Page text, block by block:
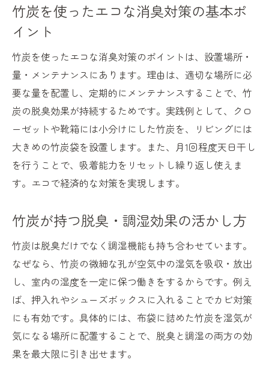
脱臭竹炭で楽しむ自然素材の空間づくり
竹炭を使ったエコなインテリアの魅力
竹炭消臭インテリアのおすすめ活用シーン
消臭力を最大に引き出す竹炭の設置ポイント
竹炭の消臭効果を高める設置場所の選び方
竹炭を効果的に配置するためのポイント
靴箱や部屋に最適な竹炭の置き方を解説
竹炭の脱臭力を引き出す設置環境とは
竹炭設置時に気をつけたい注意点とコツ
竹炭の効果を復活させる手軽なメンテナンス法
竹炭の消臭効果を復活させる天日干しの方
法
竹炭の脱臭力を簡単に回復させるメンテナ
ンス
竹炭メンテナンスで長持ちさせるコツを紹
介
竹炭を使ったエコな消臭対策の基本ポ
イント
竹炭を使ったエコな消臭対策のポイントは、設置場所・
量・メンテナンスにあります。理由は、適切な場所に必
要な量を配置し、定期的にメンテナンスすることで、竹
炭の脱臭効果が持続するためです。実践例として、クロ
ーゼットや靴箱には小分けにした竹炭を、リビングには
大きめの竹炭袋を設置します。また、月1回程度天日干し
を行うことで、吸着能力をリセットし繰り返し使えま
す。エコで経済的な対策を実現します。
竹炭が持つ脱臭・調湿効果の活かし方
竹炭は脱臭だけでなく調湿機能も持ち合わせています。
なぜなら、竹炭の微細な孔が空気中の湿気を吸収・放出
し、室内の湿度を一定に保つ働きをするからです。例え
ば、押入れやシューズボックスに入れることでカビ対策
にも有効です。具体的には、布袋に詰めた竹炭を湿気が
気になる場所に配置することで、脱臭と調湿の両方の効
果を最大限に引き出せます。